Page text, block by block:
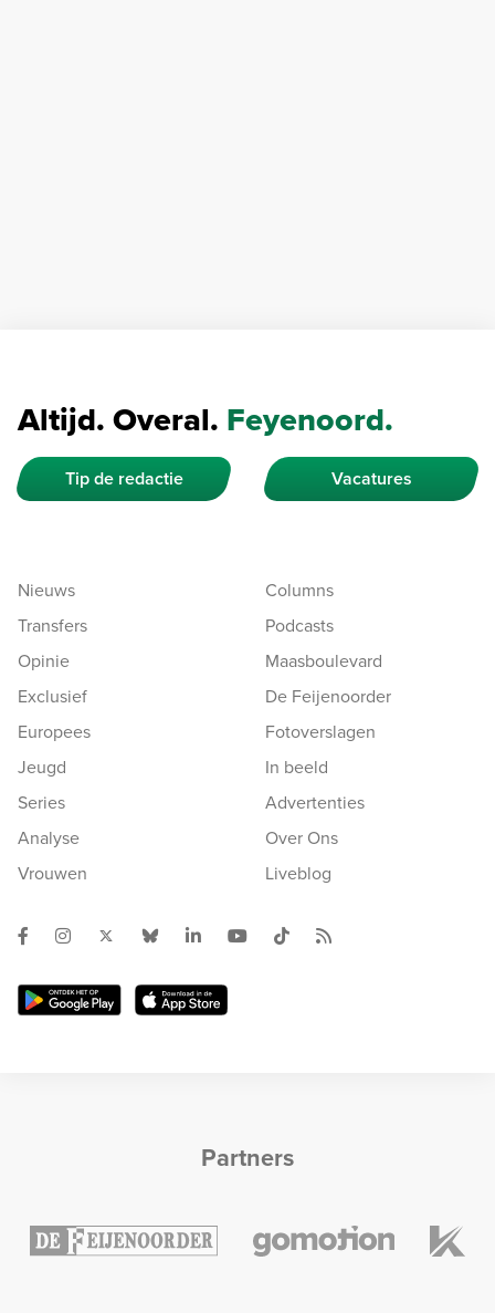
Altijd. Overal. Feyenoord.
Tip de redactie Vacatures
Nieuws
Transfers
Opinie
Exclusief
Europees
Jeugd
Series
Analyse
Vrouwen
Columns
Podcasts
Maasboulevard
De Feijenoorder
Fotoverslagen
In beeld
Advertenties
Over Ons
Liveblog
Partners